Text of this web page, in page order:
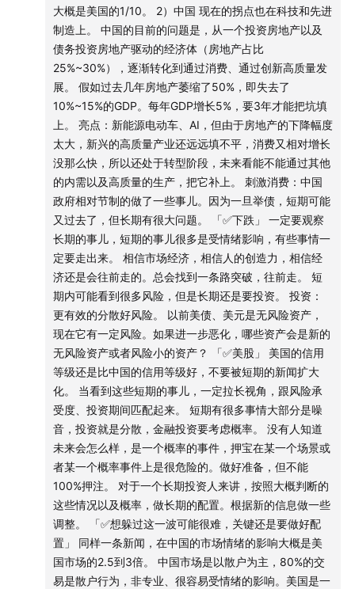
的交织。
美国此刻正处于一个危险的关口：联邦债务占GDP比重已
近125%，每年利息支出预期将逼近财政的15%。特朗普上
台后，一方面高调推行减税与“小政府”，另一方面又不得
不依靠关税与大幅提高债务上限维持财政运行。《国家为
什么会破产？》中提到，美国在高度负债环境下可能采取
的非常规手段，包括冻结敌对国家资产、强制海外购买美
债、债务货币化甚至创造新型货币——而这些迹象，今天
都已经有一些“影子政策”出现。
但周期并非铁板一块。陈鹏博士在节目中指出，历史的关
键变量往往来自“生产力的跃迁”。正如《原则》中所写：
“生产力是长期繁荣的根本。”在今天，美国押注于人工智
能和科技革命，希望通过新一轮生产力红利来对冲债务困
局。这是一次豪赌：如果AI真的能像互联网般甚至更大幅
度提升效率，美国或许能再次借增长穿越债务的泥沼；但
如果科技红利无法弥补财政窟窿，那债务货币化和美元信
用危机或许只是时间问题。
与此同时，中国也走在自己的周期转型之路上。房地产泡
沫退潮，地方债风险逐渐显露，但中央选择了克制而非激
进的救市。与美国依赖举债不同，中国尝试在房地产退潮
的阵痛中，通过新能源、先进制造和消费升级寻找新的增
长支点。这是一条更痛苦也更缓慢的路，但或许意味着更
少的透支。
可能采取以下非同寻常的行动：对其他国家施加压力，迫使
其购买本国的债务；选择性的冻结债务或没收所谓敌对国家
的资产；通过延长债务期限，或者债务货币化，削减债务的
负担压力。实施没收性的税收和资本的外汇的管制，防止资
产外流；重估资产和管理政府的资产；创造新型货币。
美国赤字6.5%，联邦政府负债率超过GDP总额，现在是
125%左右。每年联邦债付出的利息占联邦支出的
13%~15%。随着债务的增长压力越来越大。
3）联邦支出
排序：社保、医疗、国债利息、国防。节流，只能动第三
个。
「✅三剂药方」
为了实现把赤字削减至GDP的3%目标。
1）削减开支
关掉了政府效率部、教育部。
美国的教育，大部分是在州政府的下一级地方政府解决，跟
联邦政府关联并不大。
只能砍对外的援助、对低收入的保障等，但远远不够。
2）增加税收
资本是流动的，税收是衡量大家愿不愿意来这里做生意的关
键标准。
美国除了联邦税外，还有州税。
3）降低利率
美联储能够影响的是银行的准备金的利率，是短期的利率。
美国大部分国债是中长期国债，是市场上决定的。
把利率降下来是正确的方向，但并不容易。一旦降下来了，
对于投资人的吸引力不足，在市场上会起反作用。看市场的
供需最后决定利率的水平。
大概是美国的1/10。 2）中国 现在的拐点也在科技和先进
制造上。 中国的目前的问题是，从一个投资房地产以及
债务投资房地产驱动的经济体（房地产占比
25%~30%），逐渐转化到通过消费、通过创新高质量发
展。 假如过去几年房地产萎缩了50%，即失去了
10%~15%的GDP。每年GDP增长5%，要3年才能把坑填
上。 亮点：新能源电动车、AI，但由于房地产的下降幅度
太大，新兴的高质量产业还远远填不平，消费又相对增长
没那么快，所以还处于转型阶段，未来看能不能通过其他
的内需以及高质量的生产，把它补上。 刺激消费：中国
政府相对节制的做了一些事儿。因为一旦举债，短期可能
又过去了，但长期有很大问题。 「✅下跌」 一定要观察
长期的事儿，短期的事儿很多是受情绪影响，有些事情一
定要走出来。 相信市场经济，相信人的创造力，相信经
济还是会往前走的。总会找到一条路突破，往前走。 短
期内可能看到很多风险，但是长期还是要投资。 投资：
更有效的分散好风险。 以前美债、美元是无风险资产，
现在它有一定风险。如果进一步恶化，哪些资产会是新的
无风险资产或者风险小的资产？ 「✅美股」 美国的信用
等级还是比中国的信用等级好，不要被短期的新闻扩大
化。 当看到这些短期的事儿，一定拉长视角，跟风险承
受度、投资期间匹配起来。 短期有很多事情大部分是噪
音，投资就是分散，金融投资要考虑概率。 没有人知道
未来会怎么样，是一个概率的事件，押宝在某一个场景或
者某一个概率事件上是很危险的。做好准备，但不能
100%押注。 对于一个长期投资人来讲，按照大概判断的
这些情况以及概率，做长期的配置。根据新的信息做一些
调整。 「✅想躲过这一波可能很难，关键还是要做好配
置」 同样一条新闻，在中国的市场情绪的影响大概是美
国市场的2.5到3倍。 中国市场是以散户为主，80%的交
易是散户行为，非专业、很容易受情绪的影响。美国是一